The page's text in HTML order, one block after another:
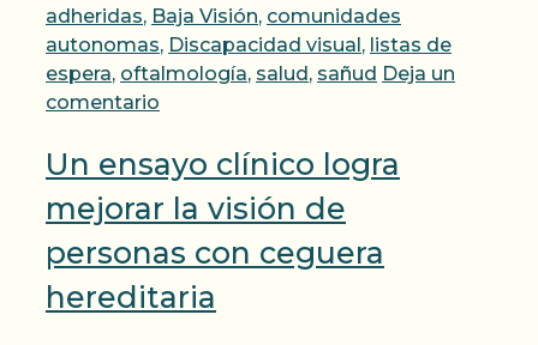
adheridas, Baja Visión, comunidades
autonomas, Discapacidad visual, listas de
espera, oftalmología, salud, sañud Deja un
comentario
Un ensayo clínico logra
mejorar la visión de
personas con ceguera
hereditaria